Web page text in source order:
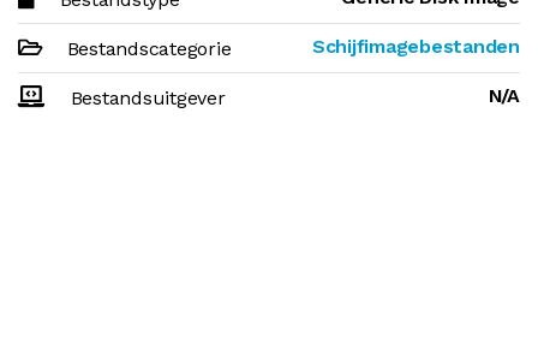
Bestandscategorie Schijfimagebestanden
Bestandsuitgever N/A